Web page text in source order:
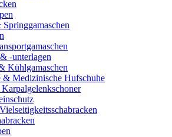
-unterlagen
Kühlgamaschen
& Medizinische Hufschuhe